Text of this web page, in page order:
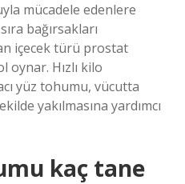
mücadele edenlere
bağırsakları
içecek türü prostat
oynar. Hızlı kilo
yüz tohumu, vücutta
yakılmasına yardımcı
kaç tane